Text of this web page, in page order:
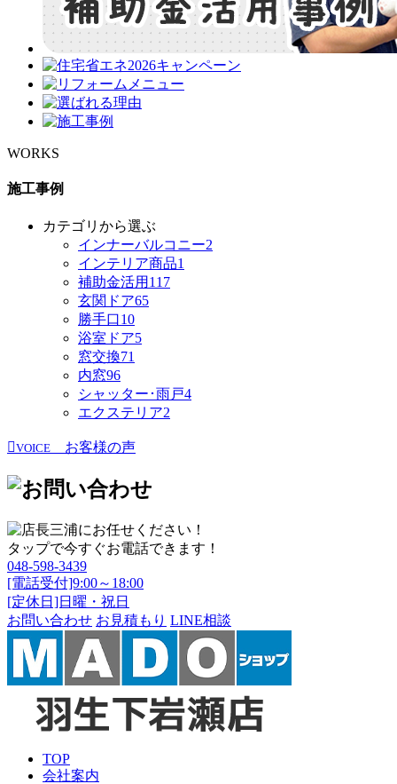
WORKS
施工事例
カテゴリから選ぶ
インナーバルコニー2
インテリア商品1
補助金活用 117
玄関ドア65
勝手口10
浴室ドア5
窓交換71
内窓96
シャッター･雨戸4
エクステリア2
VOICE お客様の声
タップで今すぐお電話できます！
048-598-3439
[電話受付]9:00～18:00
[定休日]日曜・祝日
お問い合わせ お見積もり LINE相談
TOP
会社案内